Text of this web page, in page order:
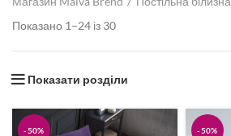
Показано 1–24 із 30Відсортовано
оцінкою
Показати розділи
-50% -50%